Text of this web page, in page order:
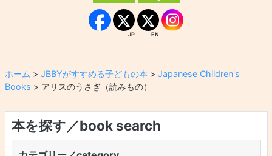
Facebook
JP
JP
EN
EN Instagram
ホーム > JBBYがすすめる子どもの本 > Japanese Children's
Books > アリスのうさぎ（読みもの）
本を探す／book search